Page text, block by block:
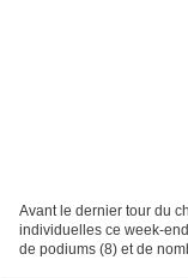
Avant le dernier tour du
individuelles ce week-
de podiums (8) et de